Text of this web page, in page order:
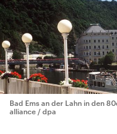
Bad Ems an der Lahn in den
alliance / dpa